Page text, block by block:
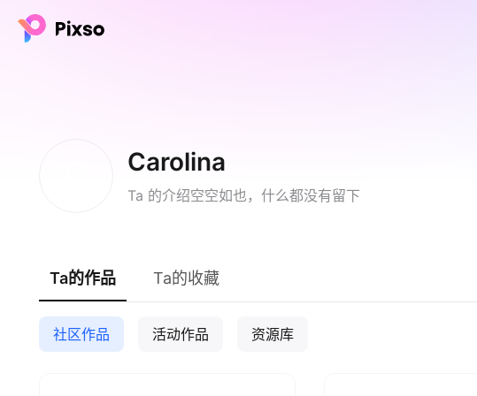
Carolina
Ta 的介绍空空如也，什么都没有留下
Ta的作品 Ta的收藏
社区作品 活动作品 资源库